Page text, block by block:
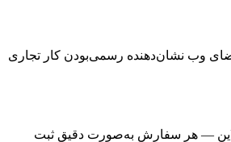
وب نشان‌دهنده رسمی‌بودن کار تجاری
— هر سفارش به‌صورت دقیق ثبت